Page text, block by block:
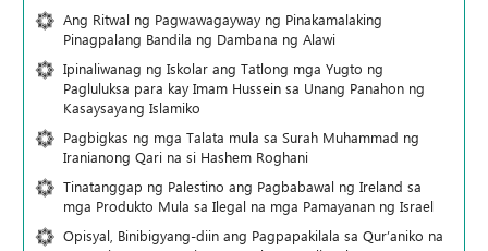
Ang Ritwal ng Pagwawagayway ng Pinakamalaking
Pinagpalang Bandila ng Dambana ng Alawi
Ipinaliwanag ng Iskolar ang Tatlong mga Yugto ng
Pagluluksa para kay Imam Hussein sa Unang Panahon ng
Kasaysayang Islamiko
Pagbigkas ng mga Talata mula sa Surah Muhammad ng
Iranianong Qari na si Hashem Roghani
Tinatanggap ng Palestino ang Pagbabawal ng Ireland sa
mga Produkto Mula sa Ilegal na mga Pamayanan ng Israel
Opisyal, Binibigyang-diin ang Pagpapakilala sa Qur’aniko na